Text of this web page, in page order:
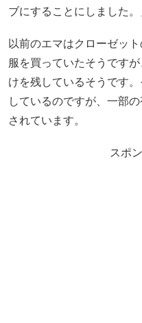
ブにすることにしました。
以前のエマはクローゼッ
服を買っていたそうです
けを残しているそうです
しているのですが、一部
されています。
スポ